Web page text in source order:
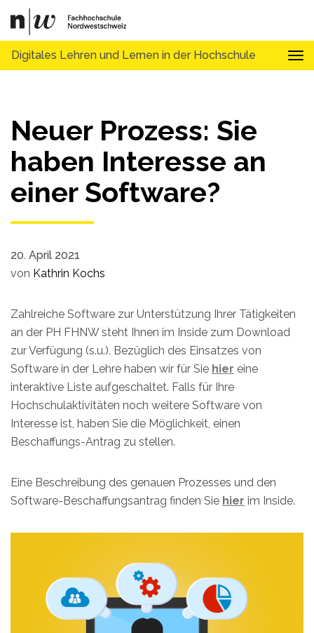
Digitales Lehren und Lernen in der Hochschule
Neuer Prozess: Sie
haben Interesse an
einer Software?
20. April 2021
von Kathrin Kochs
Zahlreiche Software zur Unterstützung Ihrer Tätigkeiten
an der PH FHNW steht Ihnen im Inside zum Download
zur Verfügung (s.u.). Bezüglich des Einsatzes von
Software in der Lehre haben wir für Sie hier eine
interaktive Liste aufgeschaltet. Falls für Ihre
Hochschulaktivitäten noch weitere Software von
Interesse ist, haben Sie die Möglichkeit, einen
Beschaffungs-Antrag zu stellen.
Eine Beschreibung des genauen Prozesses und den
Software-Beschaffungsantrag finden Sie hier im Inside.